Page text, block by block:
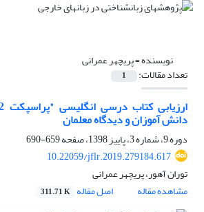
نویسنده =پریچهر عمرانی
تعداد مقالات: 1
دانش آموزان و دیدگاه معلمان
دوره 9، شماره 3، پاییز 1398، صفحه
659-690
10.22059/jflr.2019.279184.617
توران آهور، پریچهر عمرانی
مشاهده مقاله
اصل مقاله 311.71 K